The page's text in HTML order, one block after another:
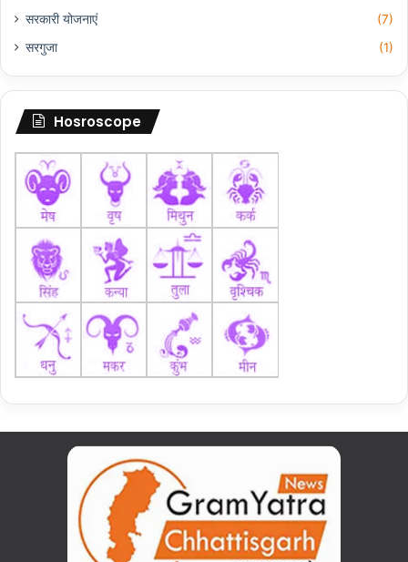
सरकारी योजनाएं
(7)
सरगुजा
(1)
Hosroscope